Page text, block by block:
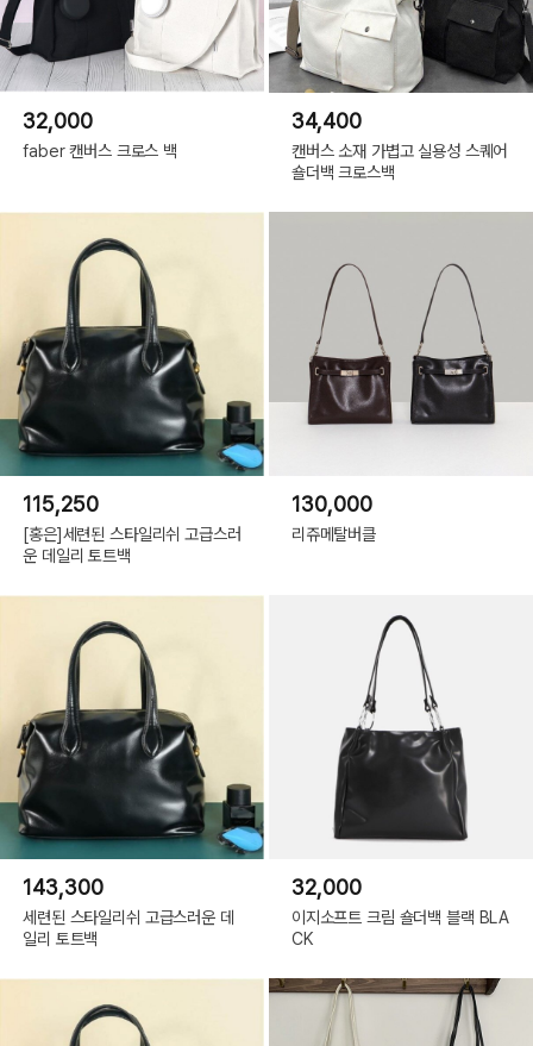
32,000
faber 캔버스 크로스 백
34,400
캔버스 소재 가볍고 실용성 스퀘어
숄더백 크로스백
115,250
[홍은]세련된 스타일리쉬 고급스러
운 데일리 토트백
130,000
리쥬메탈버클
143,300
세련된 스타일리쉬 고급스러운 데
일리 토트백
32,000
이지소프트 크림 숄더백 블랙 BLA
CK